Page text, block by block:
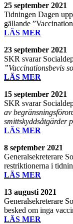
25 september 2021
Tidningen Dagen
gällande
LÄS MER
23 september 2021
SKR svarar
”Vaccinationsbevis
LÄS MER
15 september 2021
SKR svarar
av
smittskyddsåtgärder
LÄS MER
8 september 2021
Generalsekreterare
restriktionerna i
LÄS MER
13 augusti 2021
Generalsekreterare
besked om inga
LÄS MER